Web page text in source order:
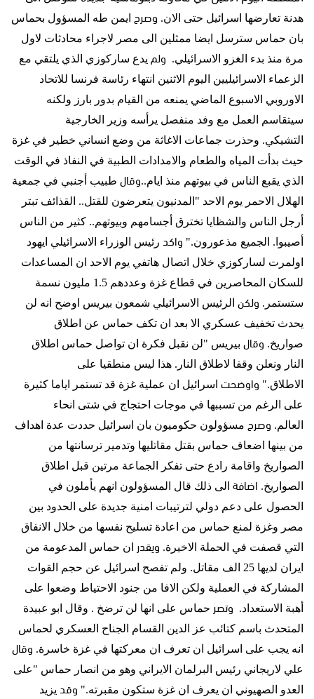
هدنة تعارضها اسرائيل حتى الان. وصرح ايمن طه المسؤول بحماس
بان حماس سترسل ايضا ممثلين الى مصر لاجراء محادثات لاول
مرة منذ بدء الغزو الاسرائيلي. ولم يدع ساركوزي الذي يلتقي مع
الزعماء الاسرائيليين اليوم الاثنين انتهاء رئاسة فرنسا للاتحاد
الاوروبي الاسبوع الماضي يمنعه من القيام بدور بارز ولكنه
سيتقاسم العمل مع وفد منفصل يرأسه وزير الخارجية
التشيكي. وحذرت جماعات الاغاثة من وضع انساني خطير في غزة
حيث بدأت المياه والطعام والامدادات الطبية في النفاذ في الوقت
الذي يقبع الناس في بيوتهم منذ ايام..وقال طبيب أجنبي في جمعية
الهلال الاحمر يوم الاحد " المدنيون يتعرضون للقتل.. القذائف تبتر
أرجل الناس والشظايا تخترق أجسامهم وبيوتهم.. كثير من الناس
أصيبوا . الجميع مذعورون." واكد رئيس الوزراء الاسرائيلي ايهود
اولمرت لساركوزي خلال اتصال هاتفي يوم الاحد ان المساعدات
للسكان المحاصرين في قطاع غزة وعددهم 1.5 مليون نسمة
ستستمر . ولكن الرئيس الاسرائيلي شمعون بيريس اوضح انه لن
يحدث تخفيف عسكري الا بعد ان تكف حماس عن اطلاق
صواريخ. وقال بيريس "لن نقبل فكرة ان تواصل حماس اطلاق
النار ونعلن وقفا لاطلاق النار . هذا ليس منطقيا على
الاطلاق." واوضحت اسرائيل ان عملية غزة قد تستمر اياما كثيرة
على الرغم من تسببها في موجات احتجاج في شتى انحاء
العالم. وصرح مسؤولون حكوميون بان اسرائيل حددت عدة اهداف
من بينها اضعاف حماس بقتل مقاتليها وتدمير ترسانتها من
الصواريخ واقامة رادع حتى تفكر الجماعة مرتين قبل اطلاق
الصواريخ. اضافة الى ذلك قال المسؤولون انهم يأملون في
الحصول على دعم دولي لترتيبات امنية جديدة على الحدود بين
مصر وغزة لمنع حماس من اعادة تسليح نفسها من خلال الانفاق
التي قصفت في الحملة الاخيرة. ويقدر ان حماس المدعومة من
ايران لديها 25 الف مقاتل. ولم تفصح اسرائيل عن حجم القوات
المشاركة في العملية ولكن الافا من جنود الاحتياط وضعوا على
أهبة الاستعداد. وتصر حماس على انها لن ترضخ . وقال ابو عبيدة
المتحدث باسم كتائب عز الدين القسام الجناح العسكري لحماس
انه يجب على اسرائيل ان تعرف ان معركتها في غزة خاسرة. وقال
علي لاريجاني رئيس البرلمان الايراني وهو من انصار حماس "على
العدو الصهيوني ان يعرف ان غزة ستكون مقبرته." وقد يزيد